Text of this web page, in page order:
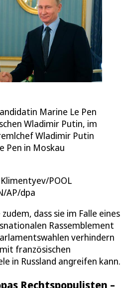
Marine Le Pen
Wladimir Putin, im
Wladimir Putin
Pen in Moskau
POOL
AP/dpa
dass sie im Falle eines
Rassemblement
verhindern
französischen
in Russland angreifen kann.
Rechtspopulisten –